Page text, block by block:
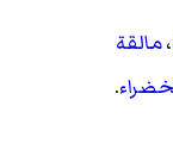
،مالقة
.